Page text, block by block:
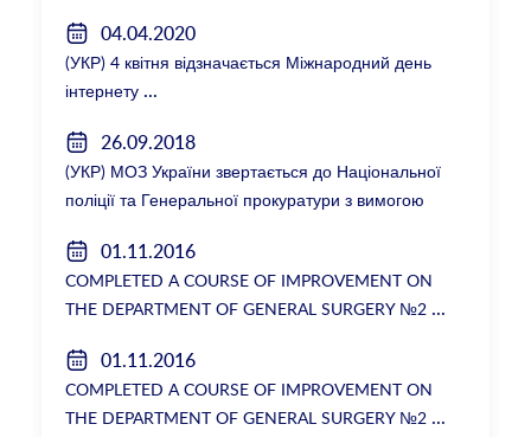
04.04.2020
(УКР) 4 квітня відзначається Міжнародний день
інтернету
26.09.2018
(УКР) МОЗ України звертається до Національної
поліції та Генеральної прокуратури з вимогою
ректорки НМУ Катерини Амосової
01.11.2016
COMPLETED A COURSE OF IMPROVEMENT ON
THE DEPARTMENT OF GENERAL SURGERY №2
01.11.2016
COMPLETED A COURSE OF IMPROVEMENT ON
THE DEPARTMENT OF GENERAL SURGERY №2